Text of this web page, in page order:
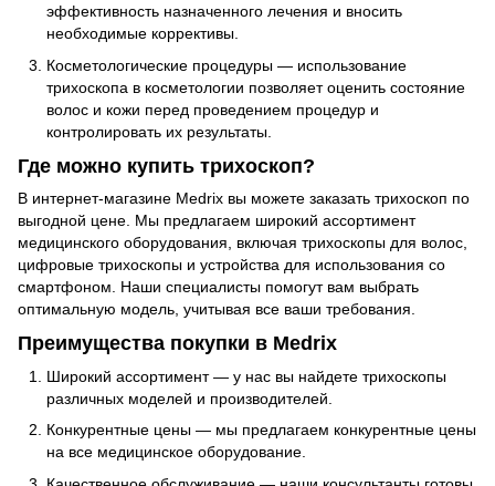
эффективность назначенного лечения и вносить
необходимые коррективы.
Косметологические процедуры — использование
трихоскопа в косметологии позволяет оценить состояние
волос и кожи перед проведением процедур и
контролировать их результаты.
Где можно купить трихоскоп?
В интернет-магазине Medrix вы можете заказать трихоскоп по
выгодной цене. Мы предлагаем широкий ассортимент
медицинского оборудования, включая трихоскопы для волос,
цифровые трихоскопы и устройства для использования со
смартфоном. Наши специалисты помогут вам выбрать
оптимальную модель, учитывая все ваши требования.
Преимущества покупки в Medrix
Широкий ассортимент — у нас вы найдете трихоскопы
различных моделей и производителей.
Конкурентные цены — мы предлагаем конкурентные цены
на все медицинское оборудование.